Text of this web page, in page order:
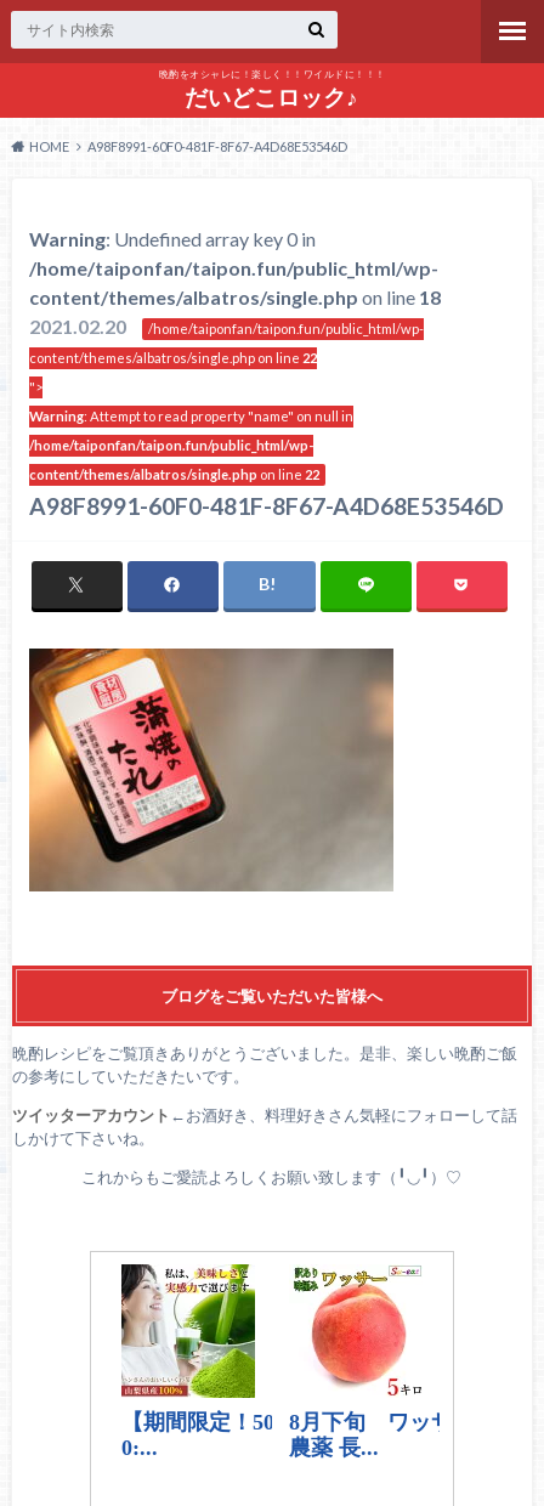
晩酌をオシャレに！楽しく！！ワイルドに！！！
だいどこロック♪
HOME A98F8991-60F0-481F-8F67-A4D68E53546D
Warning: Undefined array key 0 in
/home/taiponfan/taipon.fun/public_html/wp-
content/themes/albatros/single.php on line 18
2021.02.20
/home/taiponfan/taipon.fun/public_html/wp-
content/themes/albatros/single.php on line 22
">
Warning: Attempt to read property "name" on null in
/home/taiponfan/taipon.fun/public_html/wp-
content/themes/albatros/single.php on line 22
A98F8991-60F0-481F-8F67-A4D68E53546D
ブログをご覧いただいた皆様へ
晩酌レシピをご覧頂きありがとうございました。是非、楽しい晩酌ご飯
の参考にしていただきたいです。
ツイッターアカウント ←お酒好き、料理好きさん気軽にフォローして話
しかけて下さいね。
これからもご愛読よろしくお願い致します（╹◡╹）♡